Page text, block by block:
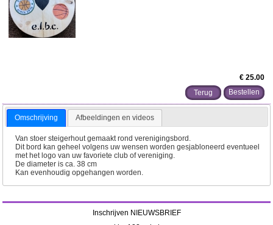
€ 25.00
Terug
Omschrijving Afbeeldingen en videos
Van stoer steigerhout gemaakt rond verenigingsbord.
Dit bord kan geheel volgens uw wensen worden gesjabloneerd eventueel
met het logo van uw favoriete club of vereniging.
De diameter is ca. 38 cm
Kan evenhoudig opgehangen worden.
Inschrijven NIEUWSBRIEF